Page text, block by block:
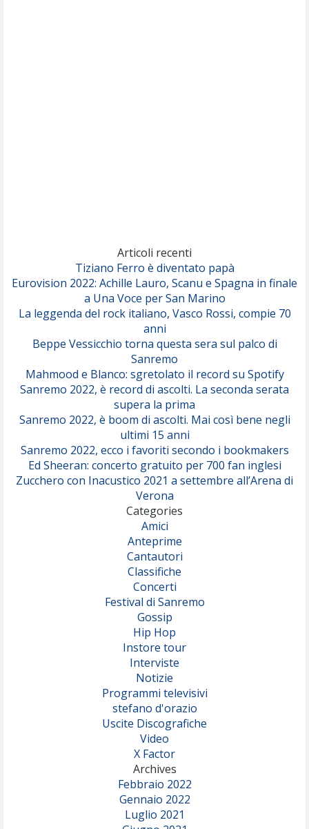
Articoli recenti
Tiziano Ferro è diventato papà
Eurovision 2022: Achille Lauro, Scanu e Spagna in finale
a Una Voce per San Marino
La leggenda del rock italiano, Vasco Rossi, compie 70
anni
Beppe Vessicchio torna questa sera sul palco di
Sanremo
Mahmood e Blanco: sgretolato il record su Spotify
Sanremo 2022, è record di ascolti. La seconda serata
supera la prima
Sanremo 2022, è boom di ascolti. Mai così bene negli
ultimi 15 anni
Sanremo 2022, ecco i favoriti secondo i bookmakers
Ed Sheeran: concerto gratuito per 700 fan inglesi
Zucchero con Inacustico 2021 a settembre all’Arena di
Verona
Categories
Amici
Anteprime
Cantautori
Classifiche
Concerti
Festival di Sanremo
Gossip
Hip Hop
Instore tour
Interviste
Notizie
Programmi televisivi
stefano d'orazio
Uscite Discografiche
Video
X Factor
Archives
Febbraio 2022
Gennaio 2022
Luglio 2021